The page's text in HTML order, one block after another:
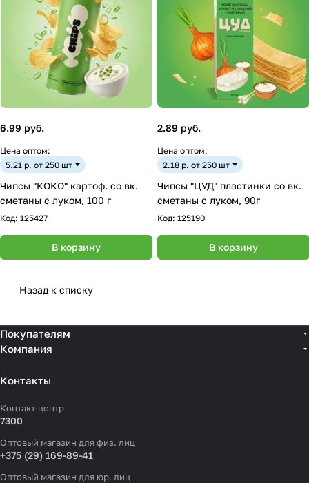
6.99 руб.
Цена оптом:
5.21 р. от 250 шт
Чипсы "КОКО" картоф. со вк.
сметаны с луком, 100 г
Код: 125427
В корзину
2.89 руб.
Цена оптом:
2.18 р. от 250 шт
Чипсы "ЦУД" пластинки со вк.
сметаны с луком, 90г
Код: 125190
В корзину
Назад к списку
Покупателям
Компания
Контакты
Контакт-центр
7300
Оптовый магазин для физ. лиц
+375 (29) 169-89-41
Оптовый магазин для юр. лиц